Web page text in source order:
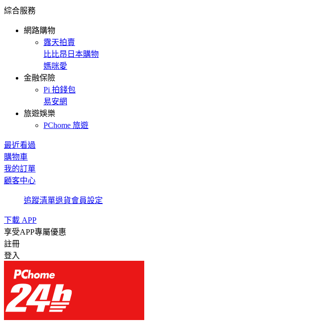
綜合服務
網路購物
露天拍賣
比比昂日本購物
媽咪愛
金融保險
Pi 拍錢包
易安網
旅遊娛樂
PChome 旅遊
最近看過
購物車
我的訂單
顧客中心
追蹤清單退貨會員設定
下載 APP
享受APP專屬優惠
註冊
登入